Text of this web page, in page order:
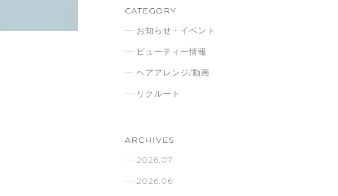
CATEGORY
お知らせ・イベント
ビューティー情報
ヘアアレンジ/動画
リクルート
ARCHIVES
2026.07
2026.06